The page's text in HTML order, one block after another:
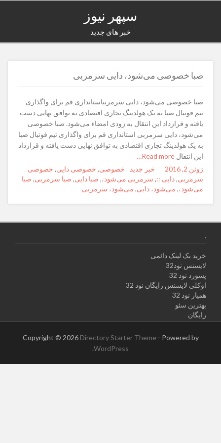
سپهر نیوز
خبر های جدید
صبا خصوصی می‌شود، دایی سرمربی
صبا خصوصی می‌شود، دایی سرمربیاستانداری قم برای واگذاری
تیم فوتبال صبا به یک هولدینگ تجاری اقتصادی به توافق نهایی دست
یافته و قرارداد این انتقال به زودی امضاء می‌شود. صبا خصوصی
می‌شود، دایی سرمربی استانداری قم برای واگذاری تیم فوتبال صبا
به یک هولدینگ تجاری اقتصادی به توافق نهایی دست یافته و قرارداد
این انتقال
Posted
on
ژوئن 2, 2016 Author
Categories
خبر جدید Tags
خصوصی, خصوصی دایی, خصوصی
سرمربی,دایی ::, سرمربی می‌شود،, صبا دایی, صبا سرمربی, صبا
می‌شود،, می‌شود، دایی, می‌شود، سرمربی
.
خرید بک لینک دائمی
لایسنس نود32
پسورد نود 32
اوکلی لایسنس رایگان نود 32
همیار نود 32
بهترین سئو
رایگان
Copyright © 2026 Directory Starter Theme - Powered by
WordPress
.